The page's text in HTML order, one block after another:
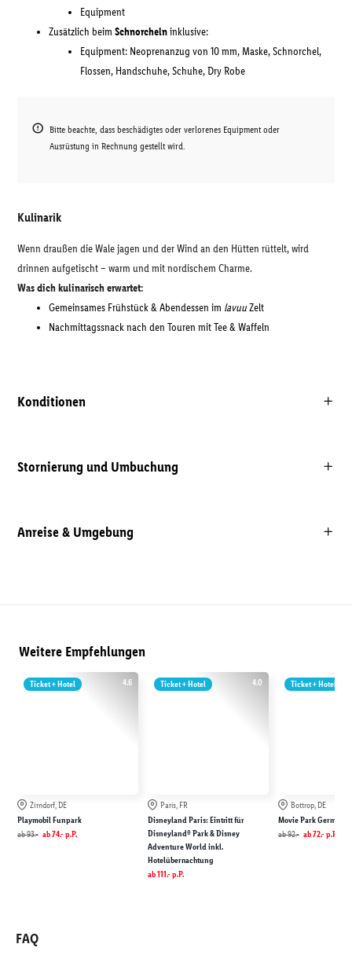
Equipment
Zusätzlich beim Schnorchelninklusive:
Equipment: Neoprenanzug von 10 mm, Maske, Schnorchel,
Flossen, Handschuhe, Schuhe, Dry Robe
Bitte beachte, dass beschädigtes oder verlorenes Equipment oder
Ausrüstung in Rechnung gestellt wird.
Kulinarik
Wenn draußen die Wale jagen und der Wind an den Hütten rüttelt, wird
drinnen aufgetischt – warm und mit nordischem Charme.
Was dich kulinarisch erwartet:
Gemeinsames Frühstück & Abendessen im lavuuZelt
Nachmittagssnack nach den Touren mit Tee & Waffeln
Konditionen
Stornierung und Umbuchung
Anreise & Umgebung
Weitere Empfehlungen
4.6
Ticket + Hotel
Zirndorf, DE
Playmobil Funpark
ab93.- ab74.- p.P.
4.0
Ticket + Hotel
Paris, FR
Disneyland Paris: Eintritt für
Disneyland® Park & Disney
Adventure World inkl.
Hotelübernachtung
ab111.- p.P.
Ticket + Hotel
Bottrop, DE
Movie Park Germany
ab92.- ab72.- p.P.
FAQ